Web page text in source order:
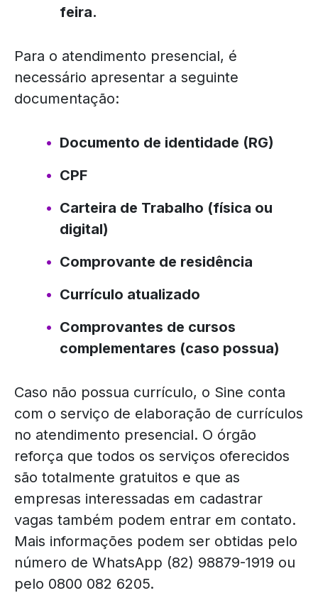
feira.
Para o atendimento presencial, é
necessário apresentar a seguinte
documentação:
Documento de identidade (RG)
CPF
Carteira de Trabalho (física ou
digital)
Comprovante de residência
Currículo atualizado
Comprovantes de cursos
complementares (caso possua)
Caso não possua currículo, o Sine conta
com o serviço de elaboração de currículos
no atendimento presencial. O órgão
reforça que todos os serviços oferecidos
são totalmente gratuitos e que as
empresas interessadas em cadastrar
vagas também podem entrar em contato.
Mais informações podem ser obtidas pelo
número de WhatsApp (82) 98879-1919 ou
pelo 0800 082 6205.